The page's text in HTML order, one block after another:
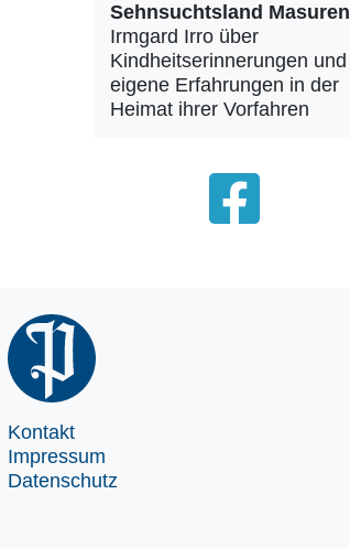
Sehnsuchtsland Masuren
Irmgard Irro über
Kindheitserinnerungen und
eigene Erfahrungen in der
Heimat ihrer Vorfahren
Kontakt
Impressum
Datenschutz